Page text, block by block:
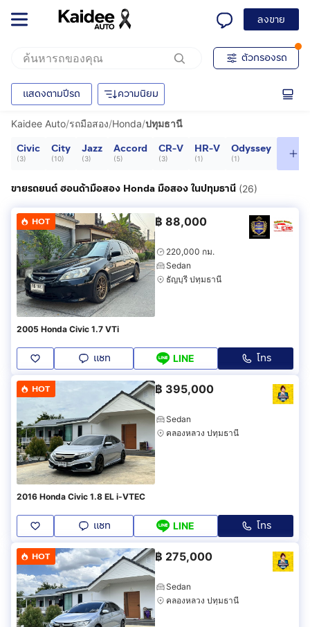
ลงขาย
ตัวกรองรถ
แสดงตามปีรถ ความนิยม
Kaidee Auto/รถมือสอง/Honda/ปทุมธานี
Civic
(3)
City
(10)
Jazz
(3)
Accord
(5)
CR-V
(3)
HR-V
(1)
Odyssey
(1)
ขายรถยนต์ ฮอนด้ามือสอง Honda มือสอง ในปทุมธานี (26)
HOT ฿ 88,000
220,000 กม.
Sedan
ธัญบุรี ปทุมธานี
2005 Honda Civic 1.7 VTi
แชท LINE โทร
HOT ฿ 395,000
Sedan
คลองหลวง ปทุมธานี
2016 Honda Civic 1.8 EL i-VTEC
แชท LINE โทร
HOT ฿ 275,000
Sedan
คลองหลวง ปทุมธานี